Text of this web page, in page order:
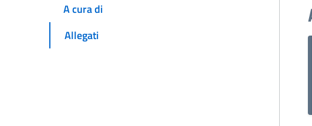
A cura di
Allegati